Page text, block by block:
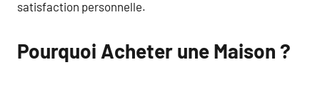
satisfaction personnelle.
Pourquoi Acheter une Maison ?